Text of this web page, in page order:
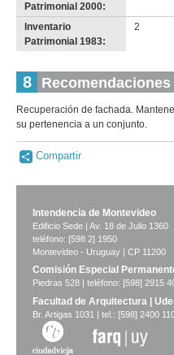
Patrimonial 2000:
Inventario
Patrimonial 1983:
2
8 Recomendaciones
Recuperación de fachada.
su pertenencia a un conjunto.
Compartir
Intendencia de Montevideo
Edificio Sede | Av. 18 de Julio 1360
teléfono: [598 2] 1950
Montevideo - Uruguay | CP 11200
Comisión Especial
Piedras 528 | teléfono: [598] 2915
Facultad de Arquitectura |
Br. Artigas 1031 | tel.: [598] 2400